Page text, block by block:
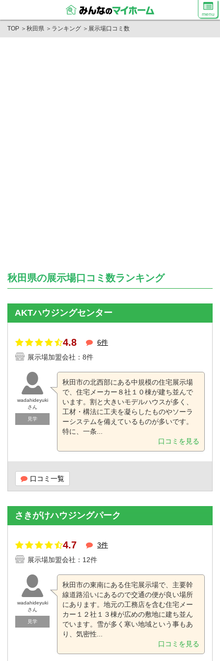
menu
TOP ＞ 秋田県 ＞ ランキング ＞ 展示場口コミ数
秋田県の展示場口コミ数ランキング
AKTハウジングセンター
4.8
6件
展示場加盟会社：8件
wadahideyuki
さん
見学
秋田市の北西部にある中規模の住宅展示場
で、住宅メーカー８社１０棟が建ち並んで
います。割と大きいモデルハウスが多く、
工材・構法に工夫を凝らしたものやソーラ
ーシステムを備えているものが多いです。
特に、一条...
口コミを見る
口コミ一覧
さきがけハウジングパーク
4.7
3件
展示場加盟会社：12件
wadahideyuki
さん
見学
秋田市の東南にある住宅展示場で、主要幹
線道路沿いにあるので交通の便が良い場所
にあります。地元の工務店を含む住宅メー
カー１２社１３棟が広めの敷地に建ち並ん
でいます。雪が多く寒い地域という事もあ
り、気密性...
口コミを見る